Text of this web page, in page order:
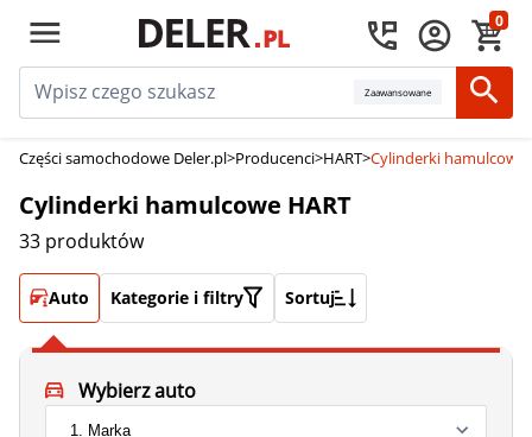
0
Zaawansowane
Części samochodowe Deler.pl>Producenci>HART>Cylinderki hamulcowe
Cylinderki hamulcowe HART
33 produktów
Auto Kategorie i filtry Sortuj
Wybierz auto